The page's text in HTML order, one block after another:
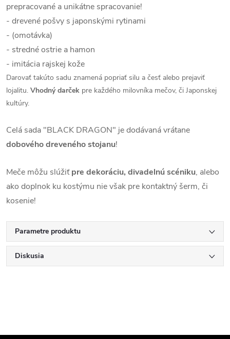
prepracované a unikátne spracovanie!
- drevené pošvy s japonskými rytinami
- (omotávka)
- stredné ostrie a hamon
- imitácia rajskej kože
Darovať takúto sadu znamená popriať silu a česť alebo prejaviť
lojalitu. Vhodný darček pre každého milovníka mečov, či Japonskej
kultúry.
Celá sada "BLACK DRAGON" je dodávaná vrátane
dobového dreveného stojanu!
Meče môžu slúžiťpre dekoráciu, divadelnú scéniku, alebo
ako doplnok ku kostýmu nie však pre kontaktný šerm, či
kosenie!
Parametre produktu
Diskusia